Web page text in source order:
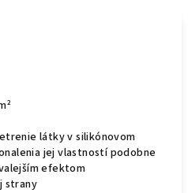
látky v silikónovom
jej vlastností podobne
efektom
strany